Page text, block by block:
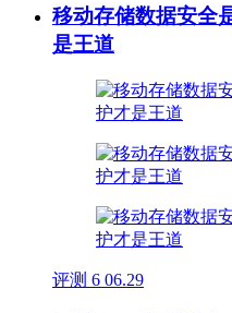
移动存储数据安全
是王道
评测 6 06.29